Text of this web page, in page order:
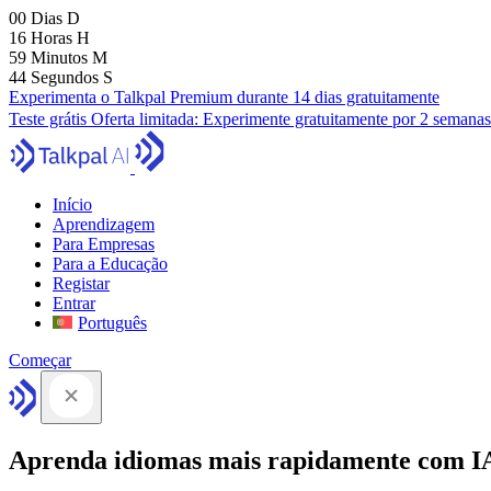
00 Dias D
16 Horas H
59 Minutos M
43 Segundos S
Experimenta o Talkpal Premium durante 14 dias gratuitamente
Teste grátis Oferta limitada: Experimente gratuitamente por 2 semanas
Início
Aprendizagem
Para Empresas
Para a Educação
Registar
Entrar
Português
Começar
Aprenda idiomas mais rapidamente com